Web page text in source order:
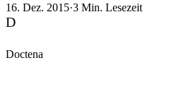
16. Dez. 2015·3 Min. Lesezeit
D
Doctena